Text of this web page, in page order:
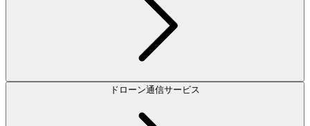
ドローン通信サービス